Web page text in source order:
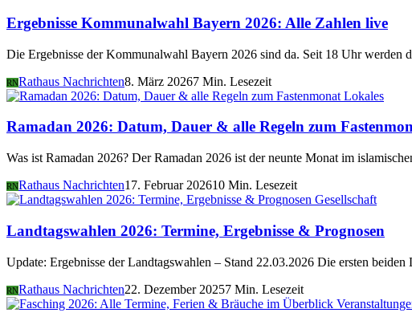
Ergebnisse Kommunalwahl Bayern 2026: Alle Zahlen live
Die Ergebnisse der Kommunalwahl Bayern 2026 sind da. Seit 18 Uhr
RNRathaus Nachrichten8. März 20267 Min. Lesezeit
Lokales
Ramadan 2026: Datum, Dauer & alle Regeln zum
Was ist Ramadan 2026? Der Ramadan 2026 ist der neunte Monat im
RNRathaus Nachrichten17. Februar 202610 Min. Lesezeit
Gesellschaft
Landtagswahlen 2026: Termine, Ergebnisse & Prognosen
Update: Ergebnisse der Landtagswahlen – Stand 22.03.2026 Die ersten
RNRathaus Nachrichten22. Dezember 20257 Min. Lesezeit